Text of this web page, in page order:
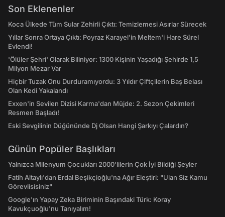
Son Eklenenler
Koca Ülkede Tüm Sular Zehirli Çıktı: Temizlemesi Asırlar Sürecek
Yıllar Sonra Ortaya Çıktı: Poyraz Karayel'in Meltem'i Hare Sürel
Evlendi!
'Ölüler Şehri' Olarak Biliniyor: 1300 Kişinin Yaşadığı Şehirde 1,5
Milyon Mezar Var
Hiçbir Tuzak Onu Durduramıyordu: 3 Yıldır Çiftçilerin Baş Belası
Olan Kedi Yakalandı
Exxen'in Sevilen Dizisi Karma'dan Müjde: 2. Sezon Çekimleri
Resmen Başladı!
Eski Sevgilinin Düğününde Dj Olsan Hangi Şarkıyı Çalardın?
Günün Popüler Başlıkları
Yalnızca Milenyum Çocukları 2000'lilerin Çok İyi Bildiği Şeyler
Fatih Altaylı'dan Erdal Beşikçioğlu'na Ağır Eleştiri: "Ulan Siz Kamu
Görevlisisiniz"
Google'ın Yapay Zeka Biriminin Başındaki Türk: Koray
Kavukçuoğlu'nu Tanıyalım!